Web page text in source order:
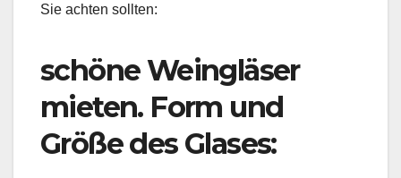
Sie achten sollten:
schöne Weingläser
mieten. Form und
Größe des Glases: